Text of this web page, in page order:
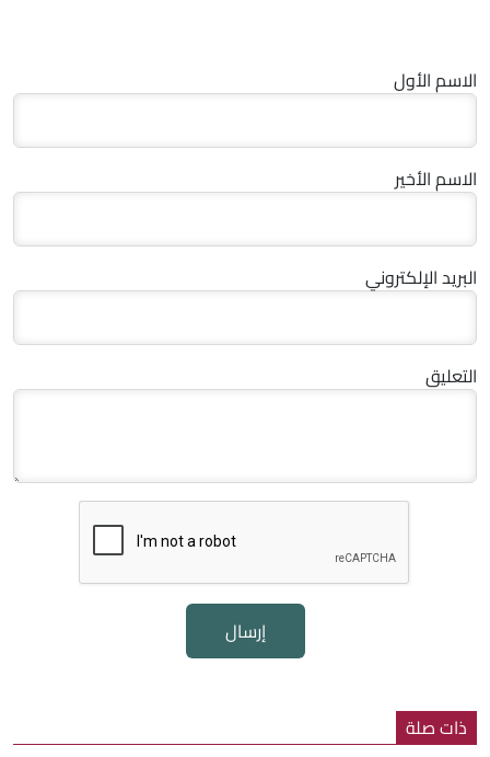
الاسم الأول
الاسم الأخير
البريد الإلكتروني
التعليق
إرسال
ذات صلة